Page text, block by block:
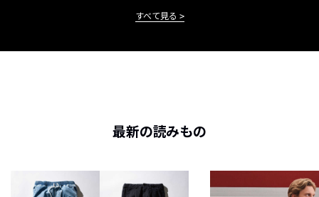
すべて見る
最新の読みもの